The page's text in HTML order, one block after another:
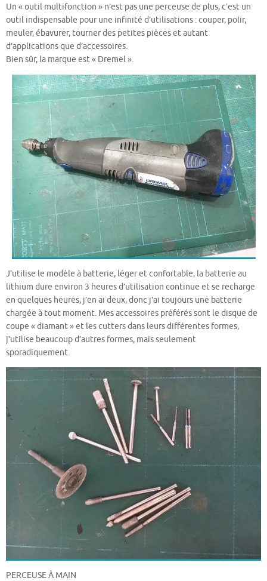
Un « outil multifonction » n’est pas une perceuse de plus, c’est un
outil indispensable pour une infinité d’utilisations : couper, polir,
meuler, ébavurer, tourner des petites pièces et autant
d’applications que d’accessoires.
Bien sûr, la marque est « Dremel ».
J’utilise le modèle à batterie, léger et confortable, la batterie au
lithium dure environ 3 heures d’utilisation continue et se recharge
en quelques heures, j’en ai deux, donc j’ai toujours une batterie
chargée à tout moment. Mes accessoires préférés sont le disque de
coupe « diamant » et les cutters dans leurs différentes formes,
j’utilise beaucoup d’autres formes, mais seulement
sporadiquement.
PERCEUSE À MAIN